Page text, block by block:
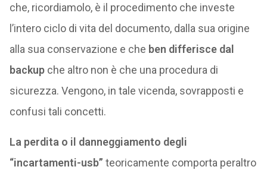
che, ricordiamolo, è il procedimento che investe
l’intero ciclo di vita del documento, dalla sua origine
alla sua conservazione e che ben differisce dal
backup che altro non è che una procedura di
sicurezza. Vengono, in tale vicenda, sovrapposti e
confusi tali concetti.
La perdita o il danneggiamento degli
“incartamenti-usb” teoricamente comporta peraltro